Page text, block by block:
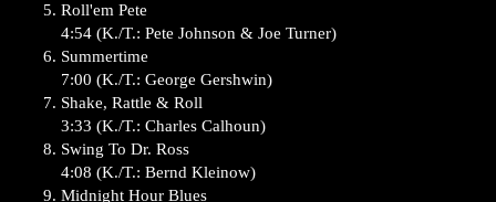
Roll'em Pete
4:54 (K./T.: Pete Johnson & Joe Turner)
Summertime
7:00 (K./T.: George Gershwin)
Shake, Rattle & Roll
3:33 (K./T.: Charles Calhoun)
Swing To Dr. Ross
4:08 (K./T.: Bernd Kleinow)
Midnight Hour Blues